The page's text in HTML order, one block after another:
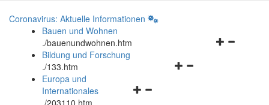
Coronavirus: Aktuelle Informationen
Bauen und Wohnen
./bauenundwohnen.htm
Navigationsmenü
Bildung und Forschung
./133.htm
Navigationsmenü
Europa und
Internationales
./203110.htm